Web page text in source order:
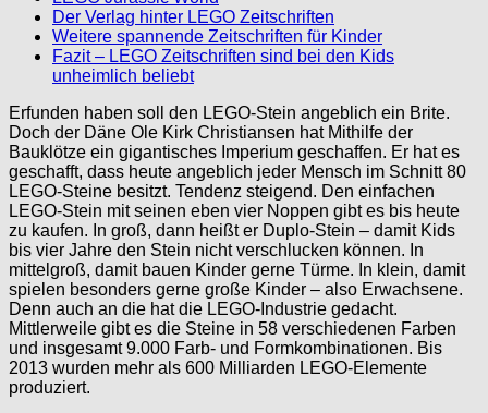
Der Verlag hinter LEGO Zeitschriften
Weitere spannende Zeitschriften für Kinder
Fazit – LEGO Zeitschriften sind bei den Kids
unheimlich beliebt
Erfunden haben soll den LEGO-Stein angeblich ein Brite.
Doch der Däne Ole Kirk Christiansen hat Mithilfe der
Bauklötze ein gigantisches Imperium geschaffen. Er hat es
geschafft, dass heute angeblich jeder Mensch im Schnitt 80
LEGO-Steine besitzt. Tendenz steigend. Den einfachen
LEGO-Stein mit seinen eben vier Noppen gibt es bis heute
zu kaufen. In groß, dann heißt er Duplo-Stein – damit Kids
bis vier Jahre den Stein nicht verschlucken können. In
mittelgroß, damit bauen Kinder gerne Türme. In klein, damit
spielen besonders gerne große Kinder – also Erwachsene.
Denn auch an die hat die LEGO-Industrie gedacht.
Mittlerweile gibt es die Steine in 58 verschiedenen Farben
und insgesamt 9.000 Farb- und Formkombinationen. Bis
2013 wurden mehr als 600 Milliarden LEGO-Elemente
produziert.